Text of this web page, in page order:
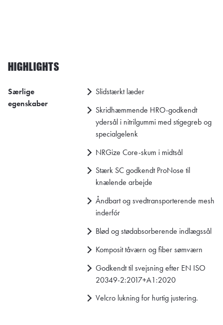
HIGHLIGHTS
Særlige
egenskaber
Slidstærkt læder
Skridhæmmende HRO-godkendt
ydersål i nitrilgummi med stigegreb og
specialgelenk
NRGize Core-skum i midtsål
Stærk SC godkendt ProNose til
knælende arbejde
Åndbart og svedtransporterende mesh
inderfór
Blød og stødabsorberende indlægssål
Komposit tåværn og fiber sømværn
Godkendt til svejsning efter EN ISO
20349-2:2017+A1:2020
Velcro lukning for hurtig justering.